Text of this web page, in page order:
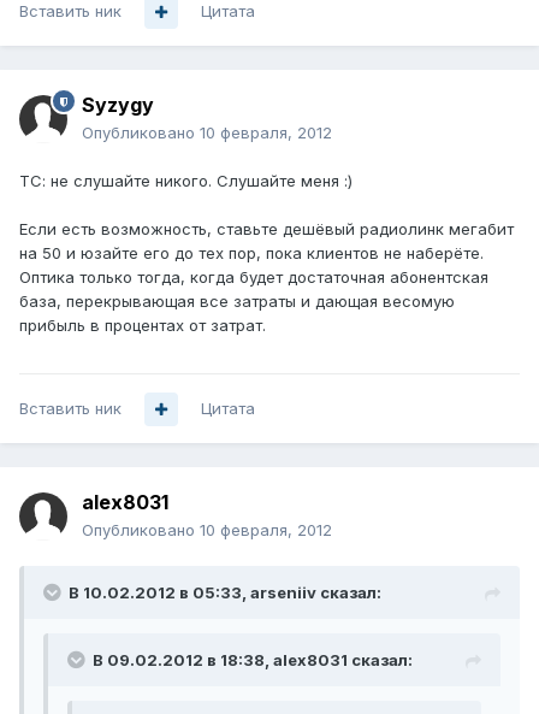
Вставить ник Цитата
Syzygy
Опубликовано 10 февраля, 2012
ТС: не слушайте никого. Слушайте меня :)
Если есть возможность, ставьте дешёвый радиолинк мегабит
на 50 и юзайте его до тех пор, пока клиентов не наберёте.
Оптика только тогда, когда будет достаточная абонентская
база, перекрывающая все затраты и дающая весомую
прибыль в процентах от затрат.
Вставить ник Цитата
alex8031
Опубликовано 10 февраля, 2012
В 10.02.2012 в 05:33, arseniiv сказал:
В 09.02.2012 в 18:38, alex8031 сказал: